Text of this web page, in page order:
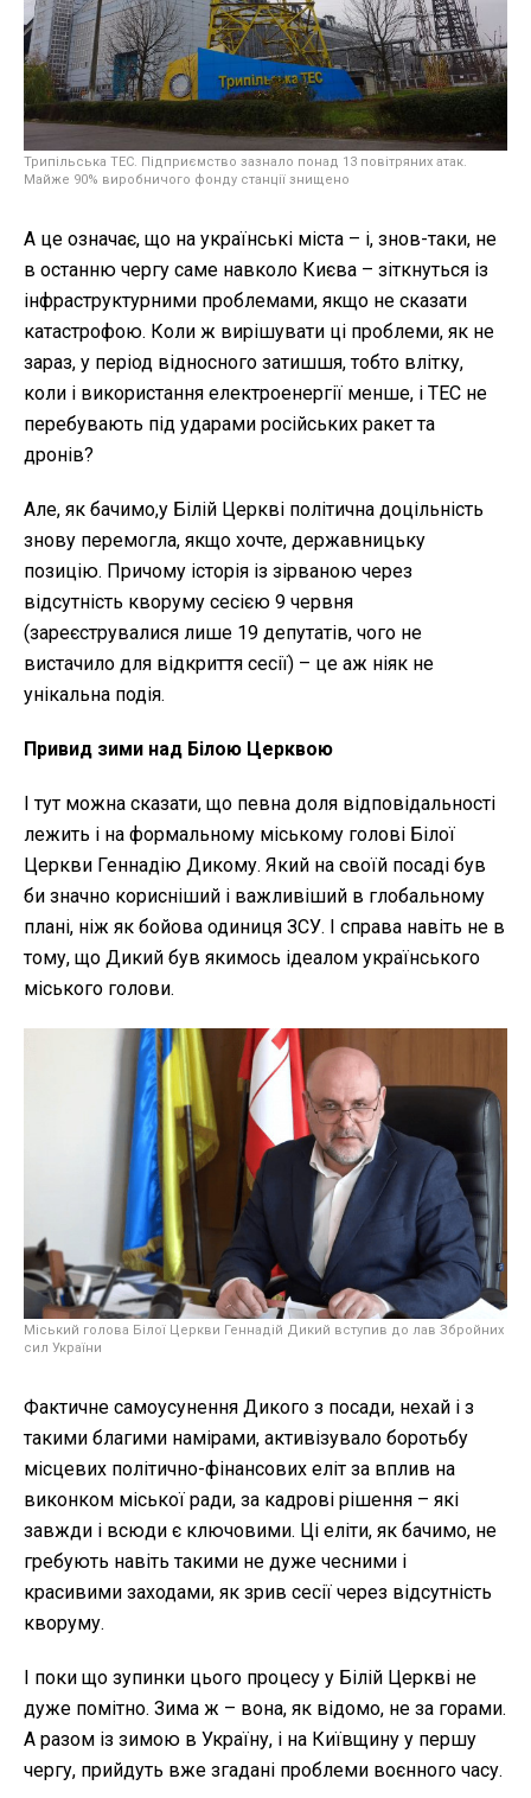
Трипільська ТЕС. Підприємство зазнало понад 13 повітряних атак.
Майже 90% виробничого фонду станції знищено
А це означає, що на українські міста – і, знов-таки, не
в останню чергу саме навколо Києва – зіткнуться із
інфраструктурними проблемами, якщо не сказати
катастрофою. Коли ж вирішувати ці проблеми, як не
зараз, у період відносного затишшя, тобто влітку,
коли і використання електроенергії менше, і ТЕС не
перебувають під ударами російських ракет та
дронів?
Але, як бачимо,у Білій Церкві політична доцільність
знову перемогла, якщо хочте, державницьку
позицію. Причому історія із зірваною через
відсутність кворуму сесією 9 червня
(зареєструвалися лише 19 депутатів, чого не
вистачило для відкриття сесії) – це аж ніяк не
унікальна подія.
Привид зими над Білою Церквою
І тут можна сказати, що певна доля відповідальності
лежить і на формальному міському голові Білої
Церкви Геннадію Дикому. Який на своїй посаді був
би значно корисніший і важливіший в глобальному
плані, ніж як бойова одиниця ЗСУ. І справа навіть не в
тому, що Дикий був якимось ідеалом українського
міського голови.
Міський голова Білої Церкви Геннадій Дикий вступив до лав Збройних
сил України
Фактичне самоусунення Дикого з посади, нехай і з
такими благими намірами, активізувало боротьбу
місцевих політично-фінансових еліт за вплив на
виконком міської ради, за кадрові рішення – які
завжди і всюди є ключовими. Ці еліти, як бачимо, не
гребують навіть такими не дуже чесними і
красивими заходами, як зрив сесії через відсутність
кворуму.
І поки що зупинки цього процесу у Білій Церкві не
дуже помітно. Зима ж – вона, як відомо, не за горами.
А разом із зимою в Україну, і на Київщину у першу
чергу, прийдуть вже згадані проблеми воєнного часу.